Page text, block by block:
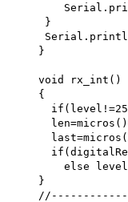
}
}
void rx_int()
{
else
}